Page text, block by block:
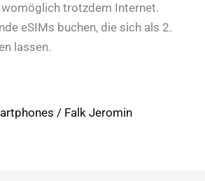
trotzdem Internet.
eSIMs buchen, die sich als 2.
lassen.
/ Falk Jeromin